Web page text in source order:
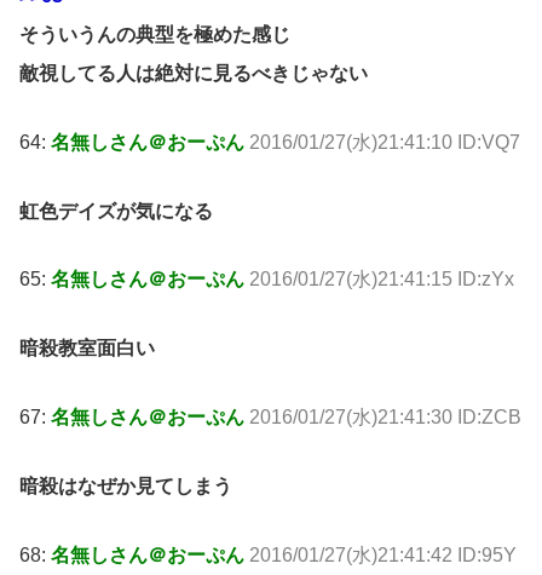
そういうんの典型を極めた感じ
敵視してる人は絶対に見るべきじゃない
64: 名無しさん＠おーぷん 2016/01/27(水)21:41:10 ID:VQ7
虹色デイズが気になる
65: 名無しさん＠おーぷん 2016/01/27(水)21:41:15 ID:zYx
暗殺教室面白い
67: 名無しさん＠おーぷん 2016/01/27(水)21:41:30 ID:ZCB
暗殺はなぜか見てしまう
68: 名無しさん＠おーぷん 2016/01/27(水)21:41:42 ID:95Y